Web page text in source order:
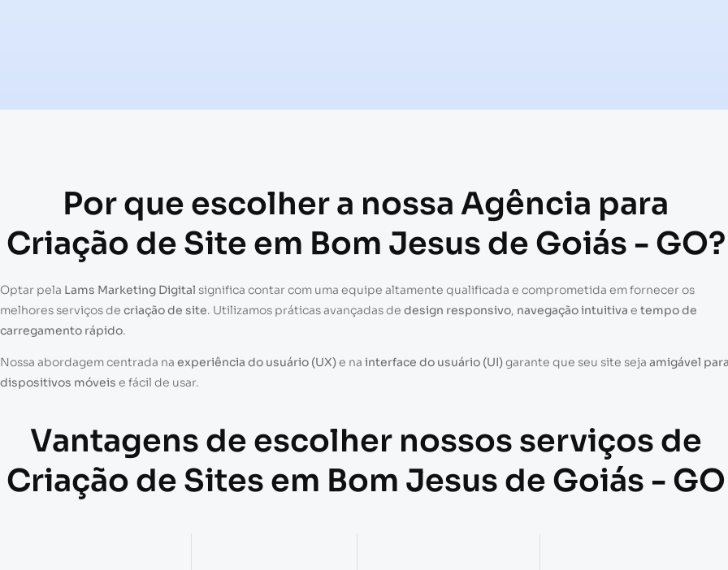
Por que escolher a nossa Agência para
Criação de Site em Bom Jesus de Goiás - GO?
Optar pela Lams Marketing Digital significa contar com uma equipe altamente qualificada e comprometida em fornecer os
melhores serviços de criação de site. Utilizamos práticas avançadas de design responsivo, navegação intuitiva e tempo de
carregamento rápido.
Nossa abordagem centrada na experiência do usuário (UX)e na interface do usuário (UI)garante que seu site seja amigável
dispositivos móveis e fácil de usar.
Vantagens de escolher nossos serviços de
Criação de Sites em Bom Jesus de Goiás - GO